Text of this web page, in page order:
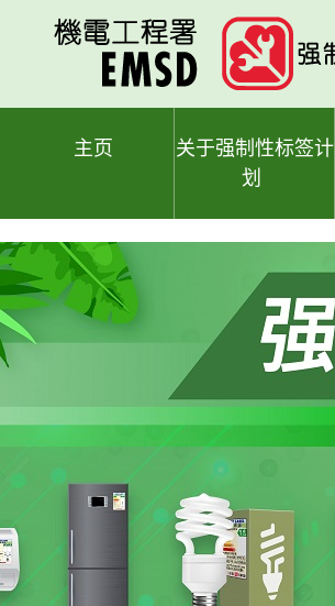
主页
关于强制性标签计
划